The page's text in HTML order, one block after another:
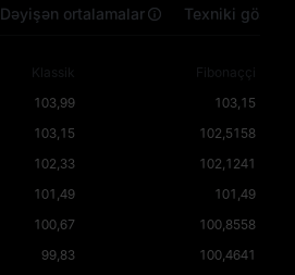
Dəyişən ortalamalar Texniki
Klassik
Fibonaççi
103,99
103,15
103,15
102,5158
102,33
102,1241
101,49
101,49
100,67
100,8558
99,83
100,4641